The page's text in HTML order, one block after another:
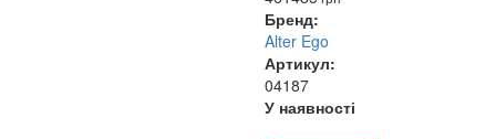
Бренд:
Alter Ego
Артикул:
04187
У наявності